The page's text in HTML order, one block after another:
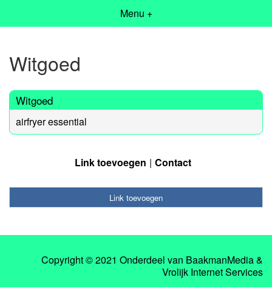
Menu +
Witgoed
Witgoed
airfryer essential
Link toevoegen Contact
Link toevoegen
Copyright © 2021 Onderdeel van BaakmanMedia&
Vrolijk Internet Services